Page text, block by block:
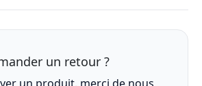
un retour ?